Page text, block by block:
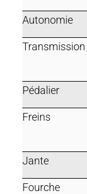
Autonomie
Transmission
Pédalier
Freins
Jante
Fourche